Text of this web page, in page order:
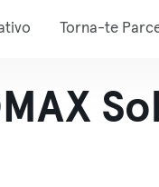
Torna-te